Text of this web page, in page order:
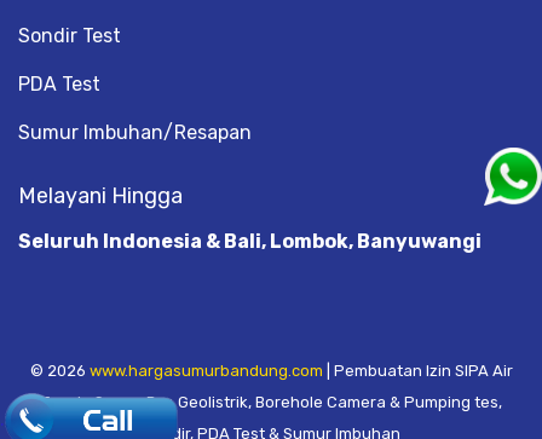
Sondir Test
PDA Test
Sumur Imbuhan/Resapan
Melayani Hingga
Seluruh Indonesia & Bali, Lombok, Banyuwangi
© 2026 www.hargasumurbandung.com | Pembuatan Izin SIPA Air
Tanah, Sumur Bor, Geolistrik, Borehole Camera & Pumping tes,
Sondir, PDA Test & Sumur Imbuhan
.